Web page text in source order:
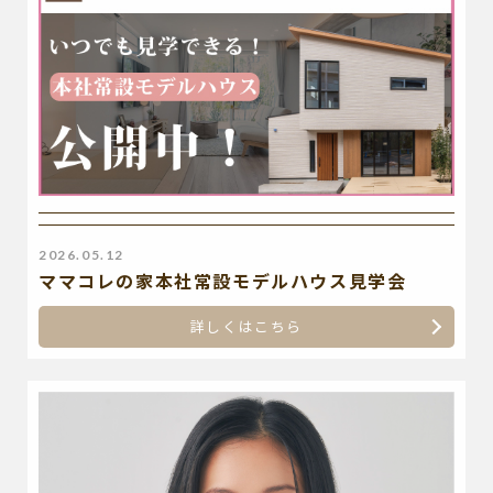
2026.05.12
ママコレの家本社常設モデルハウス見学会
詳しくはこちら